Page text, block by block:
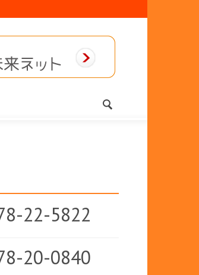
22-5822
20-0840